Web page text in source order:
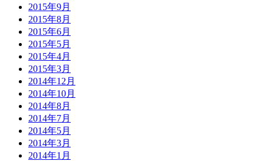
2015年9月
2015年8月
2015年6月
2015年5月
2015年4月
2015年3月
2014年12月
2014年10月
2014年8月
2014年7月
2014年5月
2014年3月
2014年1月